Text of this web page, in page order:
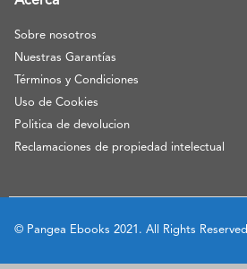
Sobre nosotros
Nuestras Garantías
Términos y Condiciones
Uso de Cookies
Politica de devolucion
Reclamaciones de propiedad intelectual
© Pangea Ebooks 2021. All Rights Reserved